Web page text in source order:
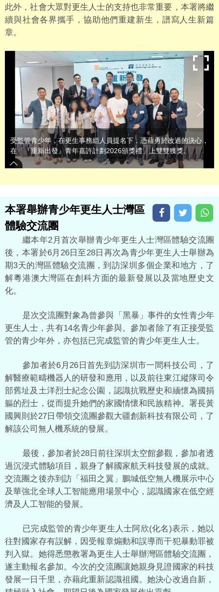
此外，社會大眾對更生人士的支持也非常重要，本署將繼
續與社會各界攜手，協助他們重建新生，譜寫人生新篇
章。
受監管青少年，在更生事務組人員提名下，憑藉勇於改過的決心，
在「『重新出發』青年嘉許計劃2026頒獎禮」上雙雙獲獎。
本署舉辦青少年更生人士灣區
體驗交流團
繼本年2月首次舉辦青少年更生人士灣區體驗交流團
後，本署於6月26日至28日再次為青少年更生人士舉辦為
期3天的灣區體驗交流團，到訪深圳多個企業和地方，了
解粵港澳大灣區在創科方面的最新發展以及當地歷史文
化。
是次交流團對象為曾參與「黑暴」事件的女性青少年
更生人士，共有14名青少年參與。參加者除了有正接受監
管的青少年外，亦包括已完成監管的青少年更生人士。
參加者於6月26日首先到訪深圳市一間科技公司，了
解醫療範疇機器人的研發和應用，以及前往東江縱隊司令
部舊址及土洋烈士紀念公園，認識抗戰歷史和緬懷為國捐
軀的烈士，從而提升她們的家國情懷和民族精神。署長黃
國興則於27日帶領交流團參觀大疆創新科技有限公司，了
解該公司無人機系統的發展。
最後，參加者於28日前往深圳太空館參觀，參加者透
過沉浸式體驗項目，親身了解國家航天科技發展的成就。
交流團之後亦到訪「福田之翼」鵬城低空無人機展示中心
及華強北全球人工智能應用場景中心，認識國家在低空經
濟及人工智能的發展。
已完成監管的青少年更生人士阿欣(化名)表示，她以
往對國家存有誤解，因受報章煽動和誤導而干犯暴動罪被
判入獄。她得悉懲教署為更生人士舉辦灣區體驗交流團，
遂主動報名參加。今次的交流團讓她親身見證國家的科技
發展一日千里，亦藉此重新認識祖國。她決心改過自新，